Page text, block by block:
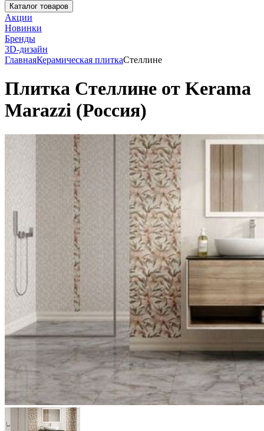
Каталог товаров
Акции
Новинки
Бренды
3D-дизайн
ГлавнаяКерамическая плиткаСтеллине
Плитка Стеллине от Kerama
Marazzi (Россия)